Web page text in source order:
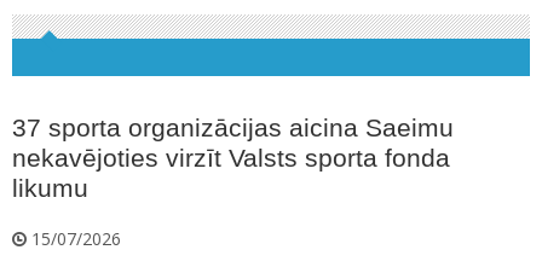
37 sporta organizācijas aicina Saeimu
nekavējoties virzīt Valsts sporta fonda
likumu
15/07/2026